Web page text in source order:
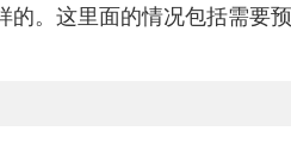
的。这里面的情况包括需要